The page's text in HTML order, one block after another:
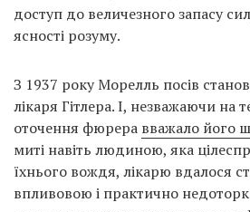
доступ до величезного запасу
ясності розуму.
З 1937 року Морелль посів
лікаря Гітлера. І, незважаючи на
оточення фюрера вважало його
миті навіть людиною, яка
їхнього вождя, лікарю вдалося
впливовою і практично